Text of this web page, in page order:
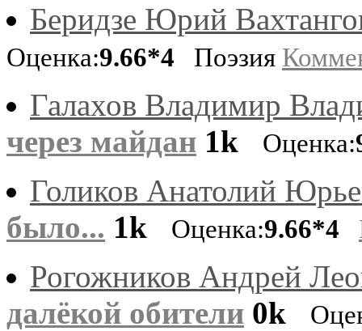
Беридзе Юрий
Оценка:9.66*4 Поэзия
Галахов Владимир
через майдан 1k Оценка:
Голиков Анатолий
было... 1k Оценка:9.66*4
Рогожников Андрей
далёкой обители 0k